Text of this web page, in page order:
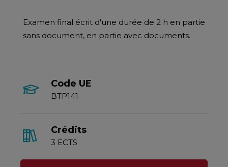
Examen final écrit d'une durée de 2 h en partie
sans document, en partie avec documents.
Code UE
BTP141
Crédits
3 ECTS